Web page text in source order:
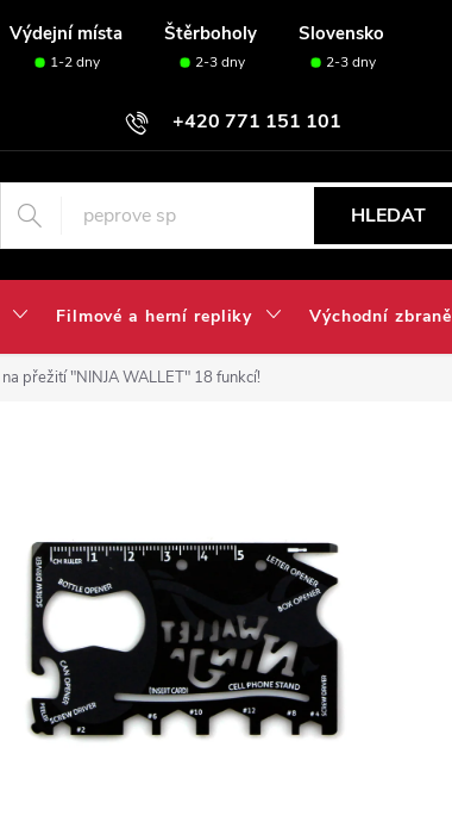
Výdejní místa Štěrboholy Slovensko
1-2 dny 2-3 dny 2-3 dny
+420 771 151 101
sadu✅
HLEDAT
Filmové a herní repliky Východní zbraně
přežití "NINJA WALLET" 18 funkcí!